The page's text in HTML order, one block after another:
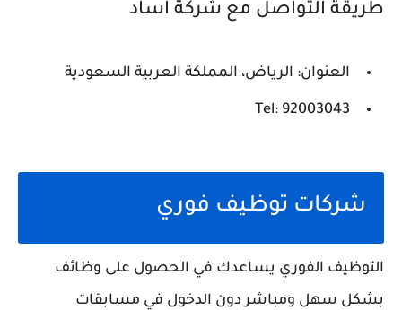
طريقة التواصل مع شركة اساد
العنوان: الرياض، المملكة العربية السعودية
Tel: 92003043
شركات توظيف فوري
التوظيف الفوري يساعدك في الحصول على وظائف
بشكل سهل ومباشر دون الدخول في مسابقات